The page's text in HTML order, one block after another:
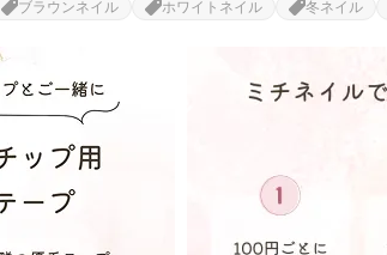
ブラウンネイル ホワイトネイル 冬ネイル